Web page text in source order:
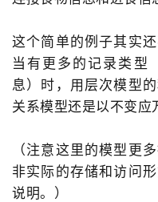
这个简单的例子其实
当有更多的记录类型
息）时，用层次模型
关系模型还是以不变应
（注意这里的模型更
非实际的存储和访问
说明。）